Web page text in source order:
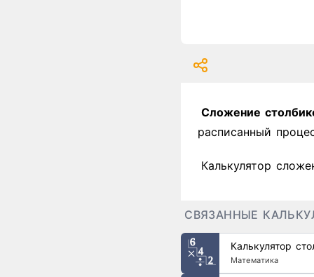
Сложение
расписанный
Калькулятор
СВЯЗАННЫЕ
Калькулятор
Математика